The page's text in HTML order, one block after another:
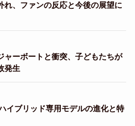
れ、ファンの反応と今後の展望に
ャーボートと衝突、子どもたちが
発生
イブリッド専用モデルの進化と特